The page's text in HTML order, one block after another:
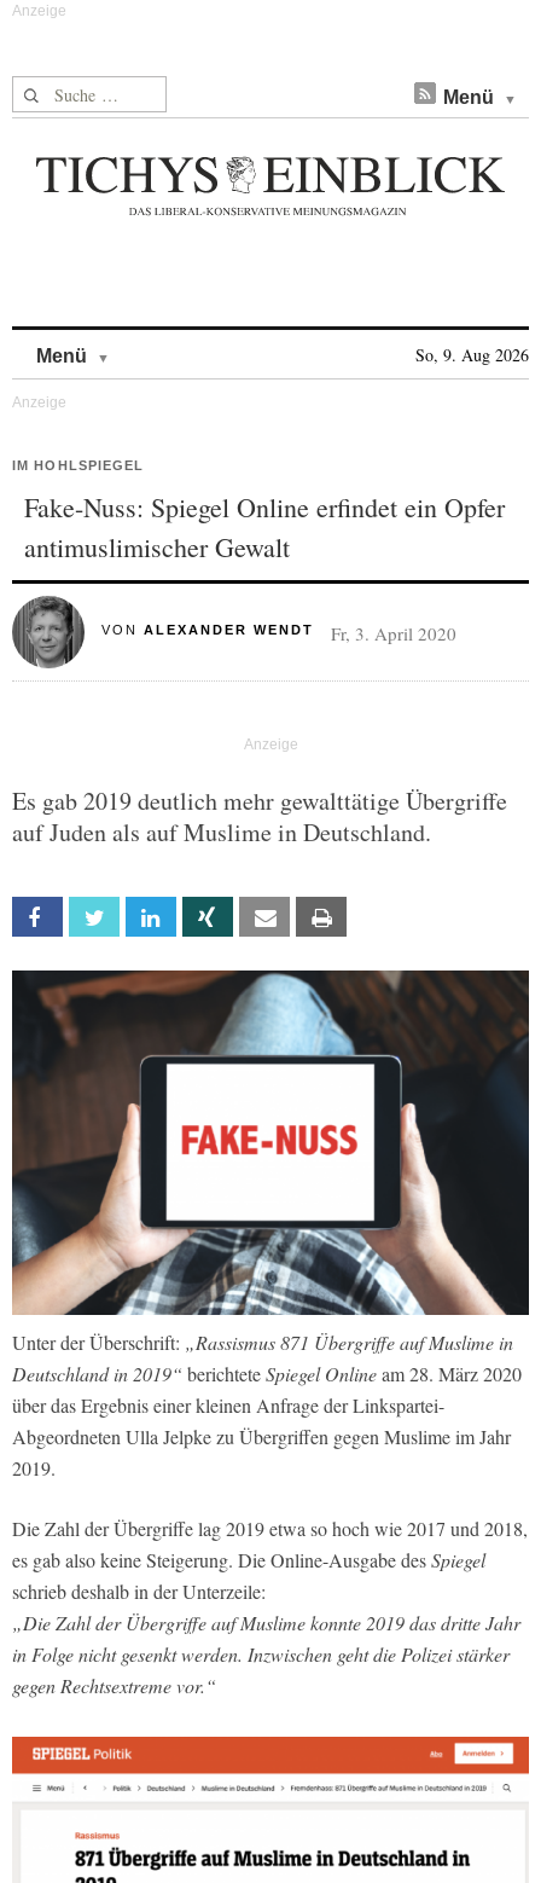
Suche nach: Menü
Menü So, 9. Aug 2026
IM HOHLSPIEGEL
Fake-Nuss: Spiegel Online erfindet ein Opfer
antimuslimischer Gewalt
VON ALEXANDER WENDT Fr, 3. April 2020
Es gab 2019 deutlich mehr gewalttätige Übergriffe
auf Juden als auf Muslime in Deutschland.
Facebook Twitter Linkedin Xing Email
Unter der Überschrift: „Rassismus 871 Übergriffe auf Muslime in
Deutschland in 2019“ berichteteSpiegel Onlineam 28. März 2020
über das Ergebnis einer kleinen Anfrage der Linkspartei-
Abgeordneten Ulla Jelpke zu Übergriffen gegen Muslime im Jahr
2019.
Die Zahl der Übergriffe lag 2019 etwa so hoch wie 2017 und 2018,
es gab also keine Steigerung. Die Online-Ausgabe desSpiegel
schrieb deshalb in der Unterzeile:
„Die Zahl der Übergriffe auf Muslime konnte 2019 das dritte Jahr
in Folge nicht gesenkt werden. Inzwischen geht die Polizei stärker
gegen Rechtsextreme vor.“